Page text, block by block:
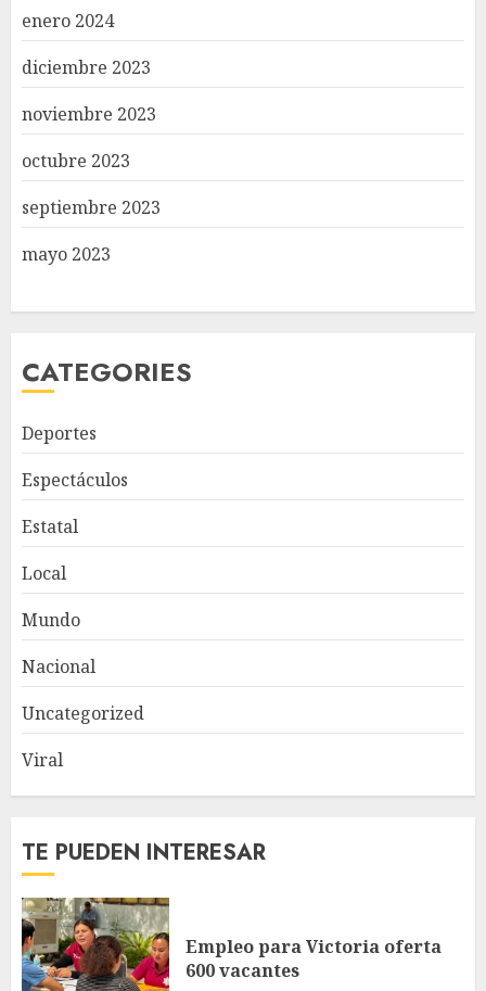
enero 2024
diciembre 2023
noviembre 2023
octubre 2023
septiembre 2023
mayo 2023
CATEGORIES
Deportes
Espectáculos
Estatal
Local
Mundo
Nacional
Uncategorized
Viral
TE PUEDEN INTERESAR
Empleo para Victoria oferta
600 vacantes